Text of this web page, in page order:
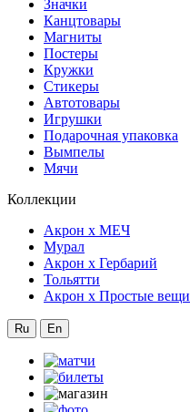
Значки
Канцтовары
Магниты
Постеры
Кружки
Стикеры
Автотовары
Игрушки
Подарочная упаковка
Вымпелы
Мячи
Коллекции
Акрон x МЕЧ
Мурал
Акрон x Гербарий
Тольятти
Акрон x Простые вещи
Ru En